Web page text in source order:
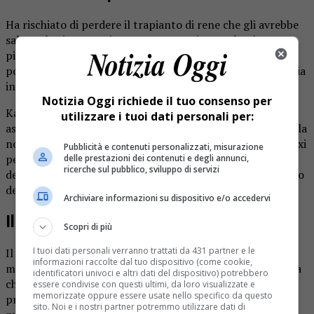
Ha rischiato di perdere il trapianto di rene che gli avrebbe
salvato la vita. A Torino un muratore è stato lasciato a
piedi, in mezzo alla strada, da un tassista che doveva
portarlo in ospedale Molinette per l’operazione. Una storia
incredibile raccontata dai colleghi diPrima Torino
Kanda, così si chiama il muratore 50enne, da mesi
aspettava la telefonata per il trapianto, che è arrivata nella
notte del 2 marzo. Alle prime luci dell’alba ha preso un taxi
per raggiungere le Molinette. Quando stava per arrivare a
destinazione, si è accorto che aveva meno denaro del costo
del viaggio.
Il tassista lo lascia a piedi
Il costo era venti euro, ma Kanda ne aveva solo 14, sei in
meno di quanto segnava il tassametro. Ha detto al tassista
che doveva presentarsi in ospedale per il trapianto, ma
probabilmente non è stato creduto. Il tassista a questo
Notizia Oggi richiede il tuo consenso per
utilizzare i tuoi dati personali per:
Pubblicità e contenuti personalizzati, misurazione
delle prestazioni dei contenuti e degli annunci,
ricerche sul pubblico, sviluppo di servizi
Archiviare informazioni su dispositivo e/o accedervi
Scopri di più
I tuoi dati personali verranno trattati da 431 partner e le
informazioni raccolte dal tuo dispositivo (come cookie,
identificatori univoci e altri dati del dispositivo) potrebbero
essere condivise con questi ultimi, da loro visualizzate e
memorizzate oppure essere usate nello specifico da questo
sito. Noi e i nostri partner potremmo utilizzare dati di